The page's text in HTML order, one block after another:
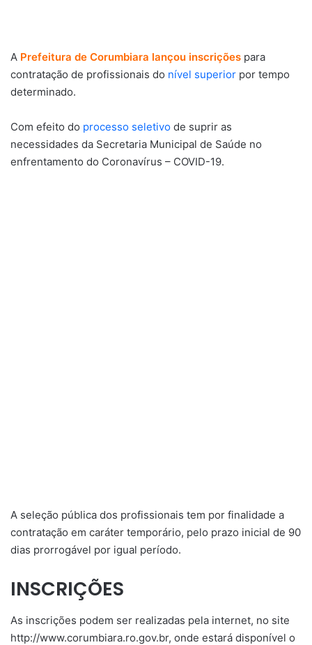
A Prefeitura de Corumbiara lançou inscrições para
contratação de profissionais do nível superior por tempo
determinado.
Com efeito do processo seletivo de suprir as
necessidades da Secretaria Municipal de Saúde no
enfrentamento do Coronavírus – COVID-19.
A seleção pública dos profissionais tem por finalidade a
contratação em caráter temporário, pelo prazo inicial de 90
dias prorrogável por igual período.
INSCRIÇÕES
As inscrições podem ser realizadas pela internet, no site
http://www.corumbiara.ro.gov.br, onde estará disponível o